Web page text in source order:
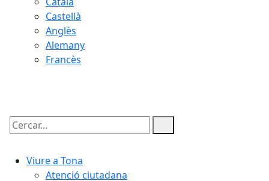
Castellà
Anglès
Alemany
Francès
Cercar:
Viure a Tona
Atenció ciutadana